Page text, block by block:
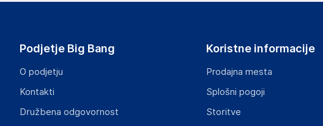
piotrek@wielganizator.pl
Gospodarski subjekt s sedežem v EU, ki zagotavlja skladnost izdelka
Podjetje Big Bang
O podjetju
Kontakti
Družbena odgovornost
Koristne informacije
Prodajna mesta
Splošni pogoji
Storitve